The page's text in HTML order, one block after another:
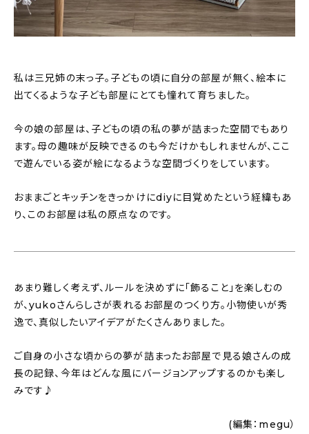
私は三兄姉の末っ子。子どもの頃に自分の部屋が無く、絵本に
出てくるような子ども部屋にとても憧れて育ちました。
今の娘の部屋は、子どもの頃の私の夢が詰まった空間でもあり
ます。母の趣味が反映できるのも今だけかもしれませんが、ここ
で遊んでいる姿が絵になるような空間づくりをしています。
おままごとキッチンをきっかけにdiyに目覚めたという経緯もあ
り、このお部屋は私の原点なのです。
あまり難しく考えず、ルールを決めずに「飾ること」を楽しむの
が、yukoさんらしさが表れるお部屋のつくり方。小物使いが秀
逸で、真似したいアイデアがたくさんありました。
ご自身の小さな頃からの夢が詰まったお部屋で見る娘さんの成
長の記録、今年はどんな風にバージョンアップするのかも楽し
みです♪
(編集：megu）